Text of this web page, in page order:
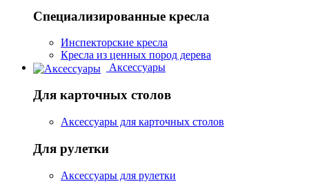
Специализированные кресла
Инспекторские кресла
Кресла из ценных пород дерева
Аксессуары
Для карточных столов
Аксессуары для карточных столов
Для рулетки
Аксессуары для рулетки